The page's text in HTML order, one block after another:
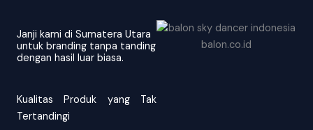
Janji kami di Sumatera Utara
untuk branding tanpa tanding
dengan hasil luar biasa.
Kualitas Produk yang Tak
Tertandingi